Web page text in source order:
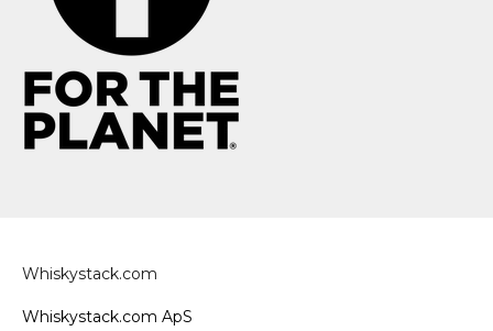
Whiskystack.com
Whiskystack.com ApS